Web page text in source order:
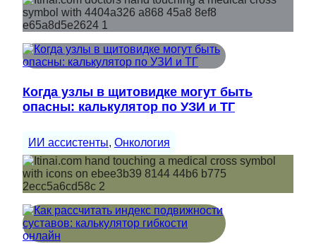
Когда узлы в щитовидке могут быть
опасны: калькулятор по УЗИ и ТГ
ИИ ассистенты, Онкология